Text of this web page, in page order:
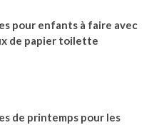
pour enfants à faire avec
de papier toilette
de printemps pour les